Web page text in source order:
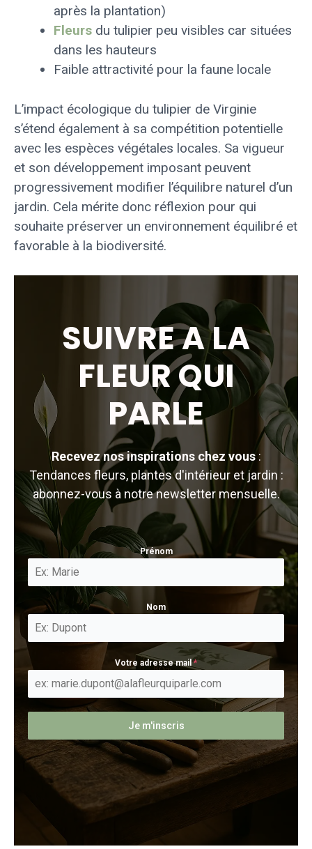
après la plantation)
Fleurs du tulipier peu visibles car situées
dans les hauteurs
Faible attractivité pour la faune locale
L’impact écologique du tulipier de Virginie
s’étend également à sa compétition potentielle
avec les espèces végétales locales. Sa vigueur
et son développement imposant peuvent
progressivement modifier l’équilibre naturel d’un
jardin. Cela mérite donc réflexion pour qui
souhaite préserver un environnement équilibré et
favorable à la biodiversité.
SUIVRE A LA
FLEUR QUI
PARLE
Recevez nos inspirations chez vous:
Tendances fleurs, plantes d'intérieur et jardin :
abonnez-vous à notre newsletter mensuelle.
Prénom
Nom
Votre adresse mail*
Je m'inscris